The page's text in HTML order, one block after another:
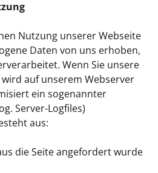
Nutzung unserer Webseite
Daten von uns erhoben,
Wenn Sie unsere
auf unserem Webserver
ein sogenannter
Server-Logfiles)
aus:
die Seite angefordert wurde